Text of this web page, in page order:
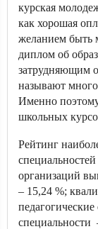
курская
как хорошая
желанием быть
диплом об
затрудняющим
называют
Именно
школьных
Рейтинг
организаций
– 15,24 %;
специальности